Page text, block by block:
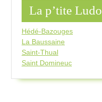
La p’tite Ludo
Hédé-Bazouges
La Baussaine
Saint-Thual
Saint Domineuc